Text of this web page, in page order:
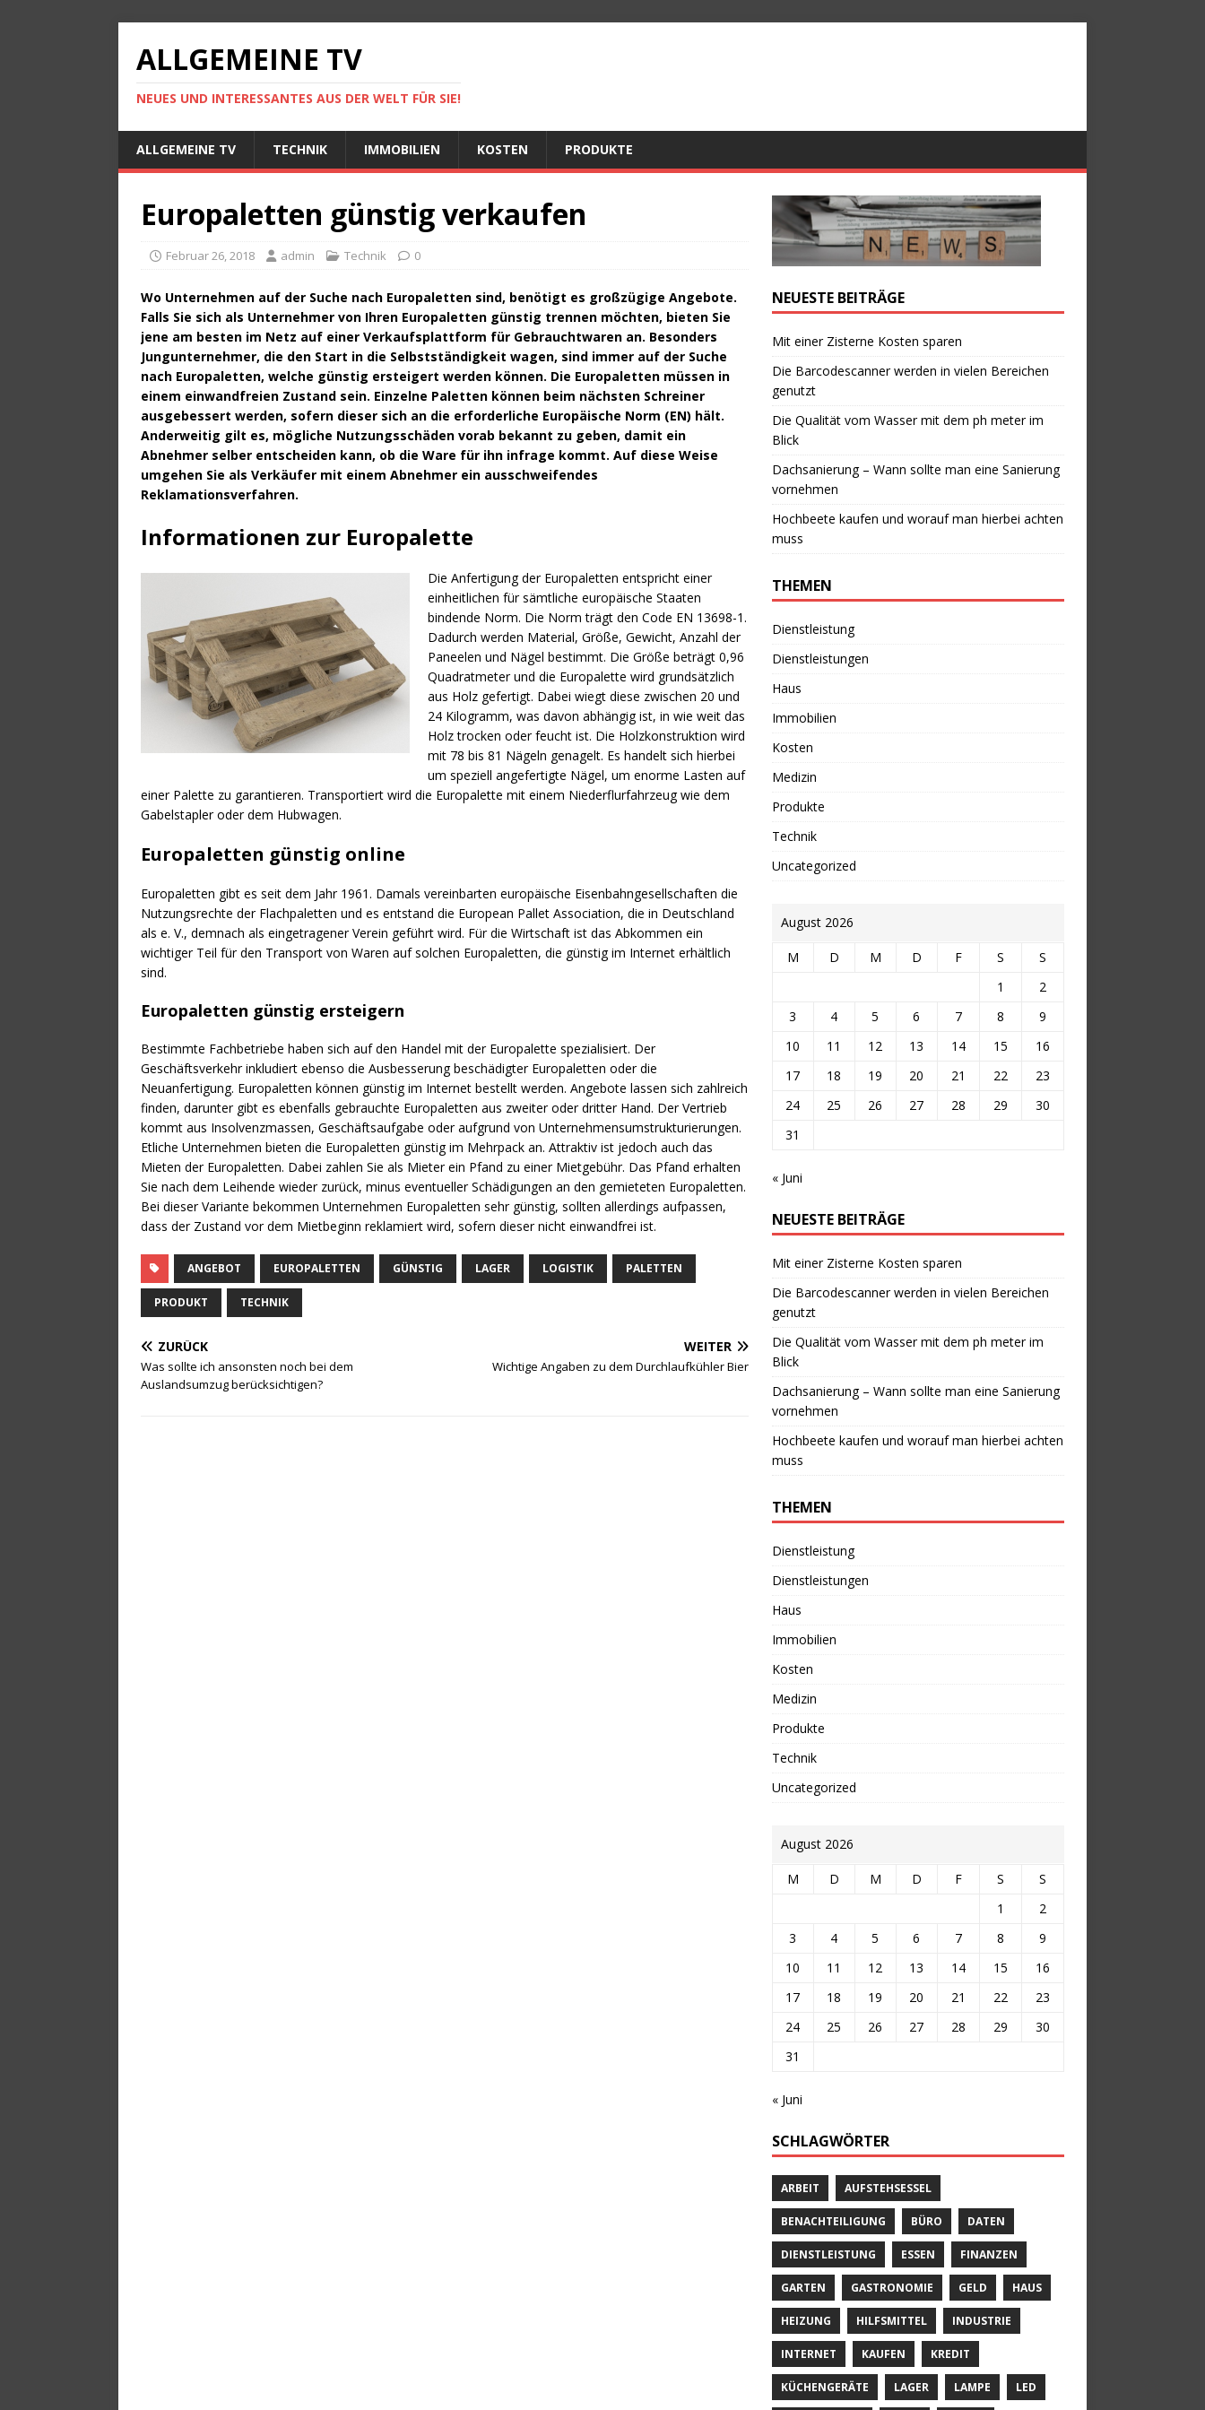
ALLGEMEINE TV
NEUES UND INTERESSANTES AUS DER WELT FÜR SIE!
ALLGEMEINE TV TECHNIK IMMOBILIEN KOSTEN PRODUKTE
Europaletten günstig verkaufen
Februar 26, 2018 admin Technik 0
Wo Unternehmen auf der Suche nach Europaletten sind, benötigt es großzügige Angebote.
Falls Sie sich als Unternehmer von Ihren Europaletten günstig trennen möchten, bieten Sie
jene am besten im Netz auf einer Verkaufsplattform für Gebrauchtwaren an. Besonders
Jungunternehmer, die den Start in die Selbstständigkeit wagen, sind immer auf der Suche
nach Europaletten, welche günstig ersteigert werden können. Die Europaletten müssen in
einem einwandfreien Zustand sein. Einzelne Paletten können beim nächsten Schreiner
ausgebessert werden, sofern dieser sich an die erforderliche Europäische Norm (EN) hält.
Anderweitig gilt es, mögliche Nutzungsschäden vorab bekannt zu geben, damit ein
Abnehmer selber entscheiden kann, ob die Ware für ihn infrage kommt. Auf diese Weise
umgehen Sie als Verkäufer mit einem Abnehmer ein ausschweifendes
Reklamationsverfahren.
Informationen zur Europalette
Die Anfertigung der Europaletten entspricht einer
einheitlichen für sämtliche europäische Staaten
bindende Norm. Die Norm trägt den Code EN 13698-1.
Dadurch werden Material, Größe, Gewicht, Anzahl der
Paneelen und Nägel bestimmt. Die Größe beträgt 0,96
Quadratmeter und die Europalette wird grundsätzlich
aus Holz gefertigt. Dabei wiegt diese zwischen 20 und
24 Kilogramm, was davon abhängig ist, in wie weit das
Holz trocken oder feucht ist. Die Holzkonstruktion wird
mit 78 bis 81 Nägeln genagelt. Es handelt sich hierbei
um speziell angefertigte Nägel, um enorme Lasten auf
einer Palette zu garantieren. Transportiert wird die Europalette mit einem Niederflurfahrzeug wie dem
Gabelstapler oder dem Hubwagen.
Europaletten günstig online
Europaletten gibt es seit dem Jahr 1961. Damals vereinbarten europäische Eisenbahngesellschaften die
Nutzungsrechte der Flachpaletten und es entstand die European Pallet Association, die in Deutschland
als e. V., demnach als eingetragener Verein geführt wird. Für die Wirtschaft ist das Abkommen ein
wichtiger Teil für den Transport von Waren auf solchen Europaletten, die günstig im Internet erhältlich
sind.
Europaletten günstig ersteigern
Bestimmte Fachbetriebe haben sich auf den Handel mit der Europalette spezialisiert. Der
Geschäftsverkehr inkludiert ebenso die Ausbesserung beschädigter Europaletten oder die
Neuanfertigung. Europaletten können günstig im Internet bestellt werden. Angebote lassen sich zahlreich
finden, darunter gibt es ebenfalls gebrauchte Europaletten aus zweiter oder dritter Hand. Der Vertrieb
kommt aus Insolvenzmassen, Geschäftsaufgabe oder aufgrund von Unternehmensumstrukturierungen.
Etliche Unternehmen bieten die Europaletten günstig im Mehrpack an. Attraktiv ist jedoch auch das
Mieten der Europaletten. Dabei zahlen Sie als Mieter ein Pfand zu einer Mietgebühr. Das Pfand erhalten
Sie nach dem Leihende wieder zurück, minus eventueller Schädigungen an den gemieteten Europaletten.
Bei dieser Variante bekommen Unternehmen Europaletten sehr günstig, sollten allerdings aufpassen,
dass der Zustand vor dem Mietbeginn reklamiert wird, sofern dieser nicht einwandfrei ist.
ANGEBOT EUROPALETTEN GÜNSTIG LAGER LOGISTIK PALETTEN
PRODUKT TECHNIK
ZURÜCK
Was sollte ich ansonsten noch bei dem
Auslandsumzug berücksichtigen?
WEITER
Wichtige Angaben zu dem Durchlaufkühler Bier
NEUESTE BEITRÄGE
Mit einer Zisterne Kosten sparen
Die Barcodescanner werden in vielen Bereichen
genutzt
Die Qualität vom Wasser mit dem ph meter im
Blick
Dachsanierung – Wann sollte man eine Sanierung
vornehmen
Hochbeete kaufen und worauf man hierbei achten
muss
THEMEN
Dienstleistung
Dienstleistungen
Haus
Immobilien
Kosten
Medizin
Produkte
Technik
Uncategorized
August 2026
M D M D F S
S
1
2
3
4 5 6 7 8
9
10
11 12 13 14 15
16
17
18 19 20 21 22
23
24
25 26 27 28 29
30
31
« Juni
NEUESTE BEITRÄGE
Mit einer Zisterne Kosten sparen
Die Barcodescanner werden in vielen Bereichen
genutzt
Die Qualität vom Wasser mit dem ph meter im
Blick
Dachsanierung – Wann sollte man eine Sanierung
vornehmen
Hochbeete kaufen und worauf man hierbei achten
muss
THEMEN
Dienstleistung
Dienstleistungen
Haus
Immobilien
Kosten
Medizin
Produkte
Technik
Uncategorized
August 2026
M D M D F S
S
1
2
3
4 5 6 7 8
9
10
11 12 13 14 15
16
17
18 19 20 21 22
23
24
25 26 27 28 29
30
31
« Juni
SCHLAGWÖRTER
ARBEIT AUFSTEHSESSEL
BENACHTEILIGUNG BÜRO DATEN
DIENSTLEISTUNG ESSEN FINANZEN
GARTEN GASTRONOMIE GELD HAUS
HEIZUNG HILFSMITTEL INDUSTRIE
INTERNET KAUFEN KREDIT
KÜCHENGERÄTE LAGER LAMPE LED